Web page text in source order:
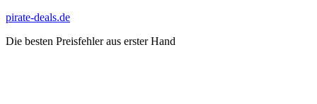
Zum
springen
pirate-deals.de
Die besten Preisfehler aus erster Hand